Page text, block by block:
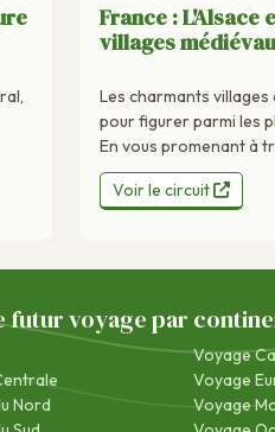
France : L'Alsace
villages
Les charmants
pour figurer parmi les
En vous promenant à
Voir le circuit
voyage par
Nord
Voyage
Voyage
Voyage